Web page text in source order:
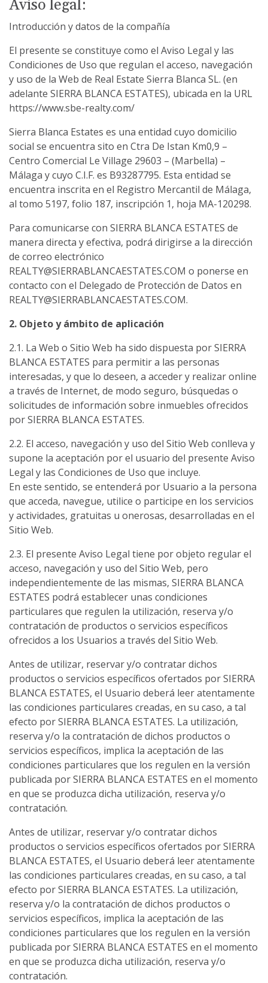
Aviso legal:
Introducción y datos de la compañía
El presente se constituye como el Aviso Legal y las
Condiciones de Uso que regulan el acceso, navegación
y uso de la Web de Real Estate Sierra Blanca SL. (en
adelante SIERRA BLANCA ESTATES), ubicada en la URL
https://www.sbe-realty.com/
Sierra Blanca Estates es una entidad cuyo domicilio
social se encuentra sito en Ctra De Istan Km0,9 –
Centro Comercial Le Village 29603 – (Marbella) –
Málaga y cuyo C.I.F. es B93287795. Esta entidad se
encuentra inscrita en el Registro Mercantil de Málaga,
al tomo 5197, folio 187, inscripción 1, hoja MA-120298.
Para comunicarse con SIERRA BLANCA ESTATES de
manera directa y efectiva, podrá dirigirse a la dirección
de correo electrónico
REALTY@SIERRABLANCAESTATES.COM o ponerse en
contacto con el Delegado de Protección de Datos en
REALTY@SIERRABLANCAESTATES.COM.
2. Objeto y ámbito de aplicación
2.1. La Web o Sitio Web ha sido dispuesta por SIERRA
BLANCA ESTATES para permitir a las personas
interesadas, y que lo deseen, a acceder y realizar online
a través de Internet, de modo seguro, búsquedas o
solicitudes de información sobre inmuebles ofrecidos
por SIERRA BLANCA ESTATES.
2.2. El acceso, navegación y uso del Sitio Web conlleva y
supone la aceptación por el usuario del presente Aviso
Legal y las Condiciones de Uso que incluye.
En este sentido, se entenderá por Usuario a la persona
que acceda, navegue, utilice o participe en los servicios
y actividades, gratuitas u onerosas, desarrolladas en el
Sitio Web.
2.3. El presente Aviso Legal tiene por objeto regular el
acceso, navegación y uso del Sitio Web, pero
independientemente de las mismas, SIERRA BLANCA
ESTATES podrá establecer unas condiciones
particulares que regulen la utilización, reserva y/o
contratación de productos o servicios específicos
ofrecidos a los Usuarios a través del Sitio Web.
Antes de utilizar, reservar y/o contratar dichos
productos o servicios específicos ofertados por SIERRA
BLANCA ESTATES, el Usuario deberá leer atentamente
las condiciones particulares creadas, en su caso, a tal
efecto por SIERRA BLANCA ESTATES. La utilización,
reserva y/o la contratación de dichos productos o
servicios específicos, implica la aceptación de las
condiciones particulares que los regulen en la versión
publicada por SIERRA BLANCA ESTATES en el momento
en que se produzca dicha utilización, reserva y/o
contratación.
Antes de utilizar, reservar y/o contratar dichos
productos o servicios específicos ofertados por SIERRA
BLANCA ESTATES, el Usuario deberá leer atentamente
las condiciones particulares creadas, en su caso, a tal
efecto por SIERRA BLANCA ESTATES. La utilización,
reserva y/o la contratación de dichos productos o
servicios específicos, implica la aceptación de las
condiciones particulares que los regulen en la versión
publicada por SIERRA BLANCA ESTATES en el momento
en que se produzca dicha utilización, reserva y/o
contratación.